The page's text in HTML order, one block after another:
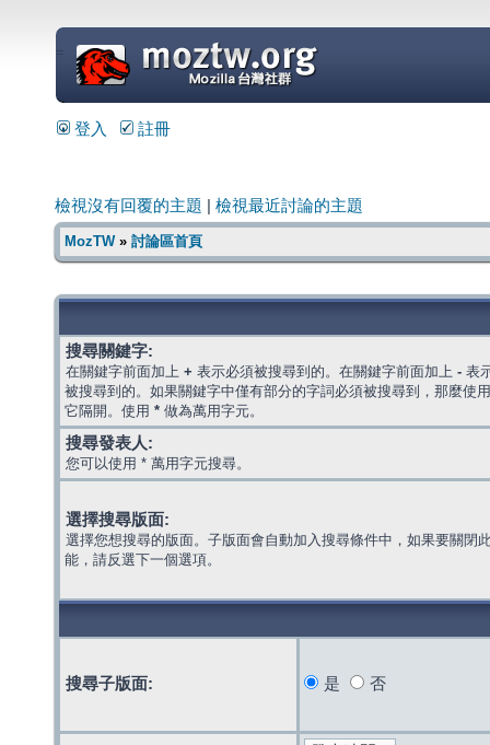
=
登入 註冊
檢視沒有回覆的主題 檢視最近討論的主題
MozTW» 討論區首頁
搜尋關鍵字:
在關鍵字前面加上 + 表示必須被搜尋到的。在關鍵字前面加上 - 表
被搜尋到的。如果關鍵字中僅有部分的字詞必須被搜尋到，那麼使
它隔開。使用 * 做為萬用字元。
搜尋發表人:
您可以使用 * 萬用字元搜尋。
選擇搜尋版面:
選擇您想搜尋的版面。子版面會自動加入搜尋條件中，如果要關閉
能，請反選下一個選項。
搜尋子版面: 是 否